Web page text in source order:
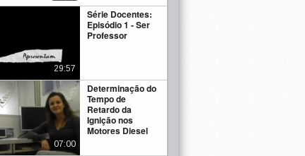
Série Docentes:
Episódio 1 - Ser
Professor
29:57
Determinação do
Tempo de
Retardo da
Ignição nos
Motores Diesel
07:00